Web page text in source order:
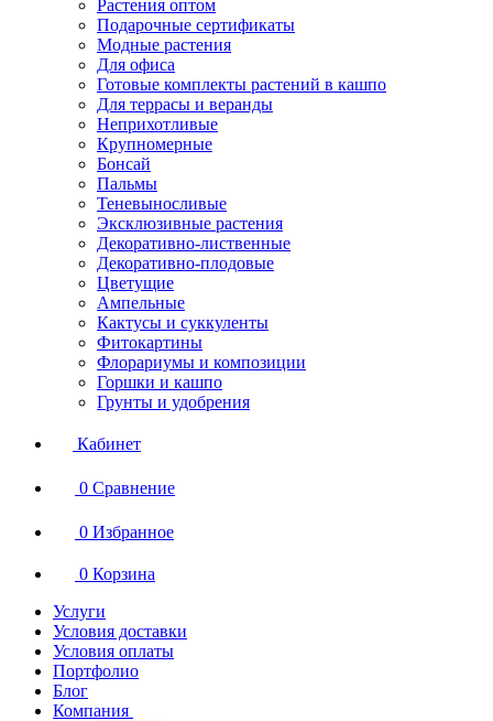
Растения оптом
Подарочные сертификаты
Модные растения
Для офиса
Готовые комплекты растений в кашпо
Для террасы и веранды
Неприхотливые
Крупномерные
Бонсай
Пальмы
Теневыносливые
Эксклюзивные растения
Декоративно-лиственные
Декоративно-плодовые
Цветущие
Ампельные
Кактусы и суккуленты
Фитокартины
Флорариумы и композиции
Горшки и кашпо
Грунты и удобрения
Кабинет
0 Сравнение
0 Избранное
0 Корзина
Услуги
Условия доставки
Условия оплаты
Портфолио
Блог
Компания